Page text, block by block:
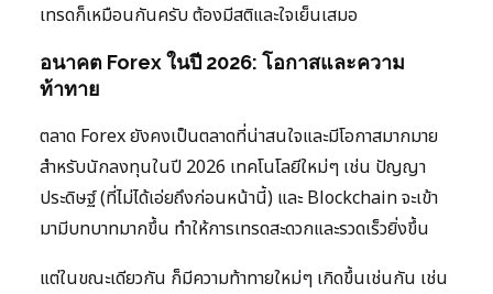
เทรดก็เหมือนกันครับ ต้องมีสติและใจเย็นเสมอ
อนาคต Forex ในปี 2026: โอกาสและความ
ท้าทาย
ตลาด Forex ยังคงเป็นตลาดที่น่าสนใจและมีโอกาสมากมาย
สำหรับนักลงทุนในปี 2026 เทคโนโลยีใหม่ๆ เช่น ปัญญา
ประดิษฐ์ (ที่ไม่ได้เอ่ยถึงก่อนหน้านี้) และ Blockchain จะเข้า
มามีบทบาทมากขึ้น ทำให้การเทรดสะดวกและรวดเร็วยิ่งขึ้น
แต่ในขณะเดียวกัน ก็มีความท้าทายใหม่ๆ เกิดขึ้นเช่นกัน เช่น